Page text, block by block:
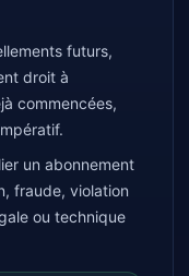
futurs,
droit à
commencées,
un abonnement
fraude, violation
ou technique